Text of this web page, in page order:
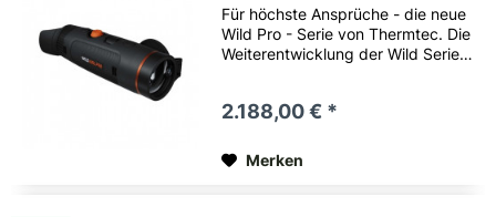
Für höchste Ansprüche - die neue
Wild Pro - Serie von Thermtec. Die
Weiterentwicklung der Wild Serie
alle Bereiche ab. Serienmäßig ist
2.188,00 € *
Merken